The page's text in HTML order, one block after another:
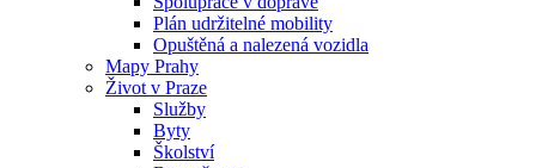
Plán udržitelné mobility
Opuštěná a nalezená vozidla
Mapy Prahy
Život v Praze
Služby
Byty
Školství